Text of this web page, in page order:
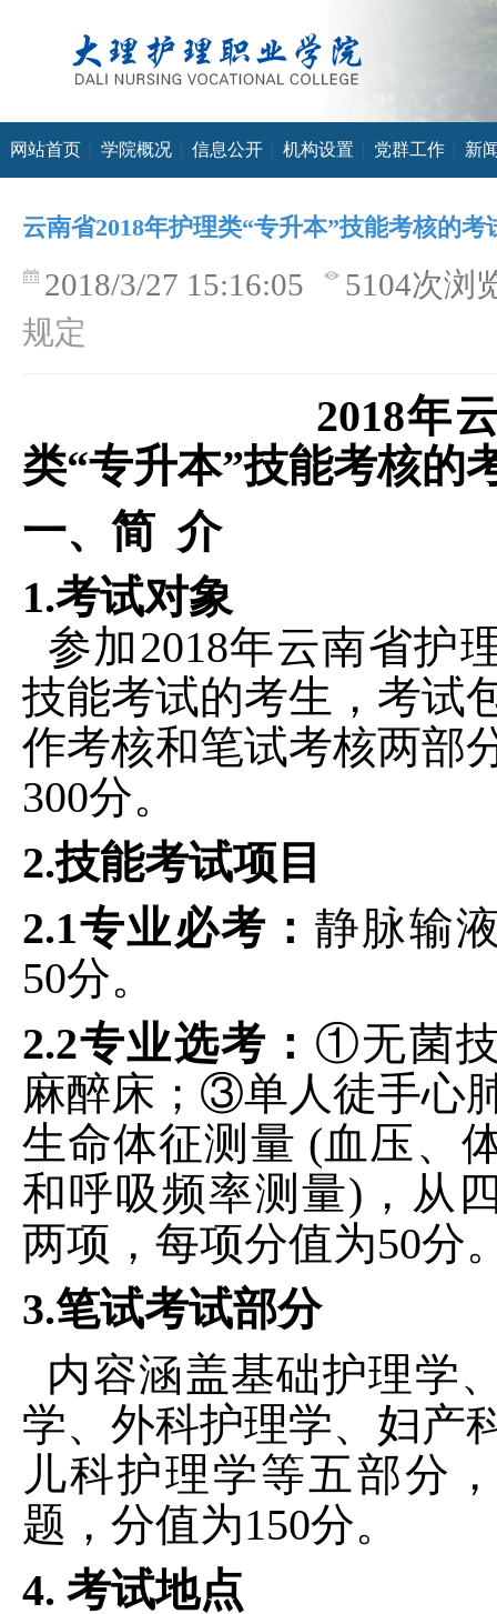
网站首页 学院概况 信息公开 机构设置 党群工作 新
云南省2018年护理类“专升本”技能考核的考
2018/3/27 15:16:05
5104次浏
规定
2018年
类“专升本”技能考核的
一、简介
1.考试对象
参加2018年云南省护
技能考试的考生，考试
作考核和笔试考核两部
300分。
2.技能考试项目
2.1专业必考： 静脉输
50分。
2.2专业选考： ①无菌
麻醉床；③单人徒手心
生命体征测量 (血压、
和呼吸频率测量)，从
两项，每项分值为50分
3.笔试考试部分
内容涵盖基础护理学
学、外科护理学、妇产
儿科护理学等五部分
题，分值为150分。
4. 考试地点